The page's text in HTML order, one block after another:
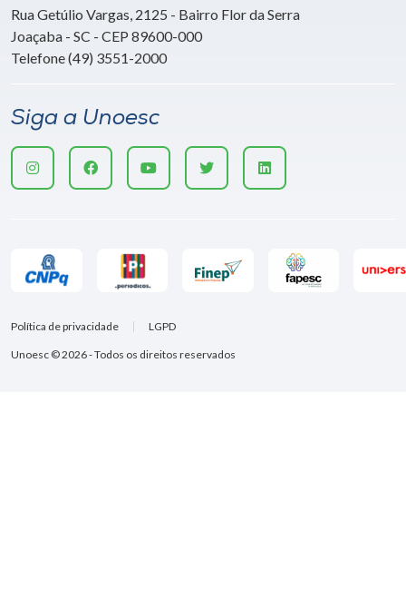
Rua Getúlio Vargas, 2125 - Bairro Flor da Serra
Joaçaba - SC - CEP 89600-000
Telefone (49) 3551-2000
Siga a Unoesc
Unoesc © 2026 - Todos os direitos reservados
Política de privacidade LGPD